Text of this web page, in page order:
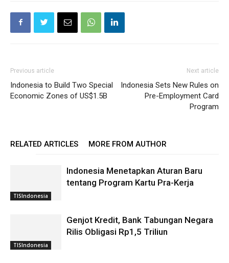
Previous article
Indonesia to Build Two Special
Economic Zones of US$1.5B
Next article
Indonesia Sets New Rules on
Pre-Employment Card
Program
RELATED ARTICLES MORE FROM AUTHOR
TISIndonesia
Indonesia Menetapkan Aturan Baru
tentang Program Kartu Pra-Kerja
TISIndonesia
Genjot Kredit, Bank Tabungan Negara
Rilis Obligasi Rp1,5 Triliun